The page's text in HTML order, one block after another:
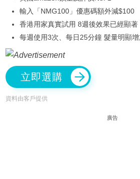
輸入「NMG100」優惠碼額外減$100
香港用家真實試用 8週後效果已經顯著
每週使用3次、每日25分鐘 髮量明顯增
立即選購
資料由客戶提供
廣告